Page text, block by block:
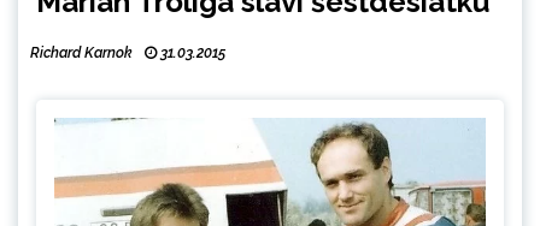
Richard Karnok 31.03.2015